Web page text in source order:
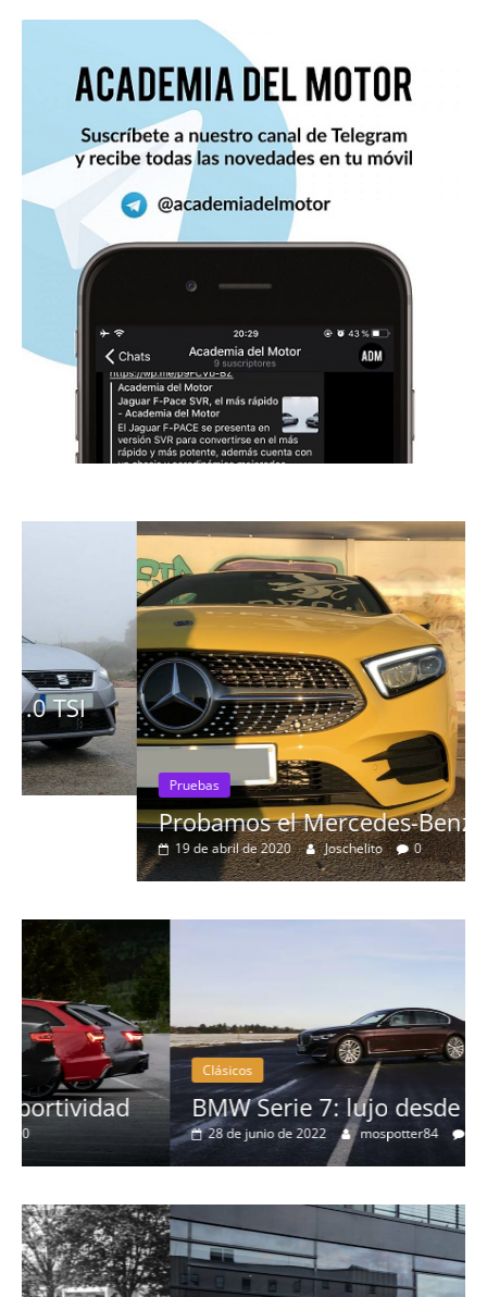
Pruebas
Probamos el Mercedes-Benz A200d
19 de abril de 2020 Joschelito 0
Clásicos
BMW Serie 7: lujo desde 1977
28 de junio de 2022 mospotter84 0